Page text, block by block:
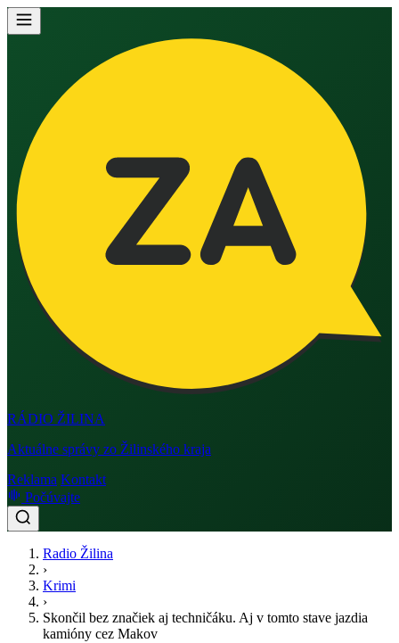
RÁDIO ŽILINA
Aktuálne správy zo Žilinského kraja
Reklama Kontakt
Počúvajte
Radio Žilina
›
Krimi
›
Skončil bez značiek aj techničáku. Aj v tomto stave jazdia
kamióny cez Makov